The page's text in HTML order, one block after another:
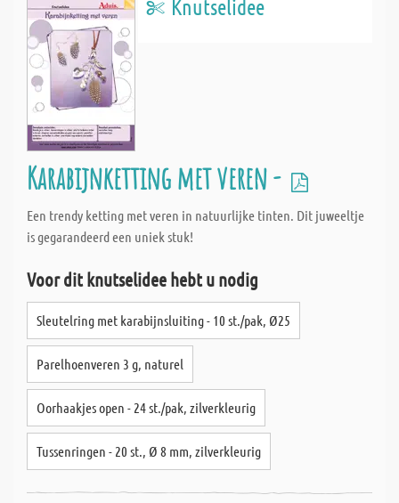
Knutselidee
Karabijnketting met veren -
Een trendy ketting met veren in natuurlijke tinten. Dit juweeltje
is gegarandeerd een uniek stuk!
Voor dit knutselidee hebt u nodig
Sleutelring met karabijnsluiting - 10 st./pak, Ø25
Parelhoenveren 3 g, naturel
Oorhaakjes open - 24 st./pak, zilverkleurig
Tussenringen - 20 st., Ø 8 mm, zilverkleurig